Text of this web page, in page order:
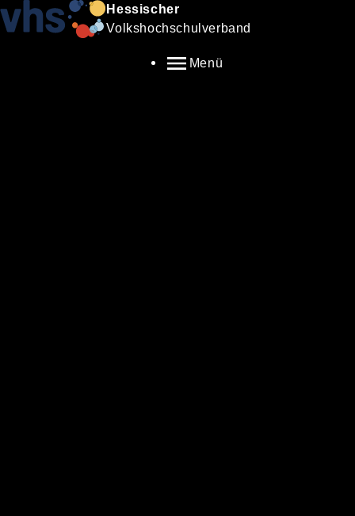
Hessischer
Volkshochschulverband
Menü